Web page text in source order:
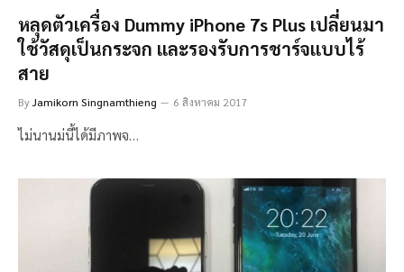
หลุดตัวเครื่อง Dummy iPhone 7s Plus เปลี่ยนมา
ใช้วัสดุเป็นกระจก และรองรับการชาร์จแบบไร้
สาย
ByJamikorn Singnamthieng 6 สิงหาคม 2017
ไม่นานม่นี้ได้มีภาพจ…